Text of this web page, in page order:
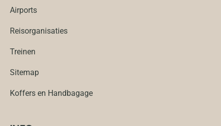
Airports
Reisorganisaties
Treinen
Sitemap
Koffers en Handbagage